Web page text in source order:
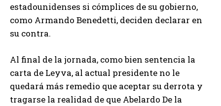
estadounidenses si cómplices de su gobierno,
como Armando Benedetti, deciden declarar en
su contra.
Al final de la jornada, como bien sentencia la
carta de Leyva, al actual presidente no le
quedará más remedio que aceptar su derrota y
tragarse la realidad de que Abelardo De la